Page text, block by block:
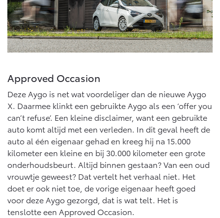
Approved Occasion
Deze Aygo is net wat voordeliger dan de nieuwe Aygo
X. Daarmee klinkt een gebruikte Aygo als een ‘offer you
can’t refuse’. Een kleine disclaimer, want een gebruikte
auto komt altijd met een verleden. In dit geval heeft de
auto al één eigenaar gehad en kreeg hij na 15.000
kilometer een kleine en bij 30.000 kilometer een grote
onderhoudsbeurt. Altijd binnen gestaan? Van een oud
vrouwtje geweest? Dat vertelt het verhaal niet. Het
doet er ook niet toe, de vorige eigenaar heeft goed
voor deze Aygo gezorgd, dat is wat telt. Het is
tenslotte een Approved Occasion.